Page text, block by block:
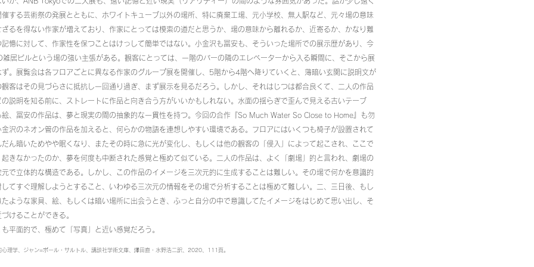
する芸術祭の発展とともに、ホワイトキューブ以外の場所、特に廃棄工場、元小学校、無人駅など、元々場の意味
るを得ない作家が増えており、作家にとっては模索の道だと思うか、場の意味から離れるか、近寄るか、かなり難
憶に対して、作家性を保つことはけっして簡単ではない。小金沢も冨安も、そういった場所での展示歴があり、今
居ビルという場の強い主張がある。観客にとっては、一階のバーの隣のエレベーターから入る瞬間に、そこから展
。展覧会は各フロアごとに異なる作家のグループ展を開催し、5階から4階へ降りていくと、薄暗い玄関に説明文が
客はその見づらさに抵抗し一回通り過ぎ、まず展示を見るだろう。しかし、それはじつは都合良くて、二人の作品
説明を知る前に、ストレートに作品と向き合う方がいいかもしれない。水面の揺らぎで歪んで見える古いテーブ
、冨安の作品は、夢と現実の間の抽象的な一貫性を持つ。今回の合作『So Much Water So Close to Home』も勿
沢のネオン管の作品を加えると、何らかの物語を連想しやすい環境である。フロアにはいくつも椅子が設置されて
ん暗いためやや眠くなり、またその時に急に光が変化し、もしくは他の観客の「侵入」によって起こされ、ここで
きなかったのか、夢を何度も中断された感覚と極めて似ている。二人の作品は、よく「劇場」的と言われ、劇場の
で立体的な構造である。しかし、この作品のイメージを三次元的に生成することは難しい。その場で何かを意識的
てすぐ理解しようとすること、いわゆる三次元の情報をその場で分析することは極めて難しい。二、三日後、もし
ような家具、絵、もしくは暗い場所に出会うとき、ふっと自分の中で意識してたイメージをはじめて思い出し、そ
けることができる。
面的で、極めて「写真」と近い感覚だろう。
理学、ジャン=ポール・サルトル、講談社学術文庫、澤田直・水野浩二訳、2020、111頁。